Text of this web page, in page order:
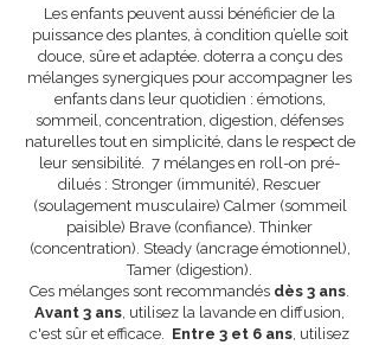
​Les enfants peuvent aussi bénéficier de la
puissance des plantes, à condition qu’elle soit
douce, sûre et adaptée. doterra a conçu des
mélanges synergiques pour accompagner les
enfants dans leur quotidien : émotions,
sommeil, concentration, digestion, défenses
naturelles tout en simplicité, dans le respect de
leur sensibilité. 7 mélanges en roll-on pré-
dilués : Stronger (immunité), Rescuer
(soulagement musculaire) Calmer (sommeil
paisible) Brave (confiance). Thinker
(concentration). Steady (ancrage émotionnel),
Tamer (digestion).
Ces mélanges sont recommandés dès 3 ans.
Avant 3 ans, utilisez la lavande en diffusion,
c'est sûr et efficace. Entre 3 et 6 ans, utilisez